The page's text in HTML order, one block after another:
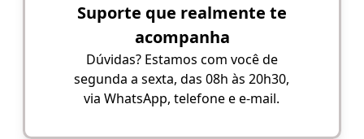
Suporte que realmente te
acompanha
Dúvidas? Estamos com você de
segunda a sexta, das 08h às 20h30,
via WhatsApp, telefone e e-mail.